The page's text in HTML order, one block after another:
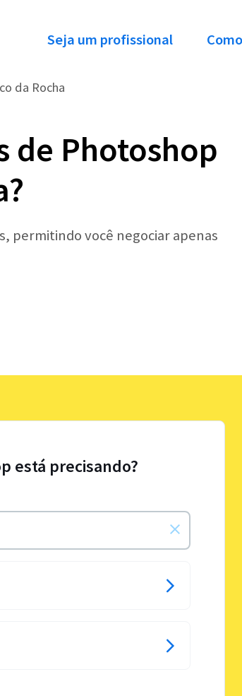
Seja um profissional
da Rocha
de Photoshop
permitindo você negociar apenas
está precisando?